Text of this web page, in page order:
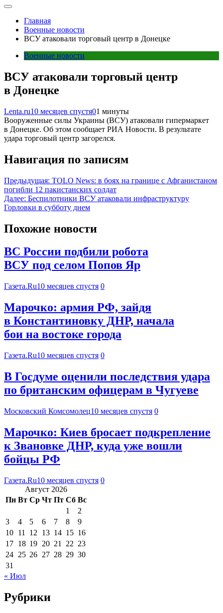
Главная
Военные новости
ВСУ атаковали торговый центр в Донецке
Военные новости
ВСУ атаковали торговый центр
в Донецке
Lenta.ru10 месяцев спустя01 минуты
Вооруженные силы Украины (ВСУ) атаковали гипермаркет
в Донецке. Об этом сообщает РИА Новости. В результате
удара торговый центр загорелся.
Навигация по записям
Предыдущая: TOLO News: в боях на границе с Афганистаном
погибли 12 пакистанских солдат
Далее: Беспилотники ВСУ атаковали инфраструктуру
Горловки в субботу днем
Похожие новости
ВС России подбили робота
ВСУ под селом Попов Яр
Газета.Ru10 месяцев спустя 0
Марочко: армия РФ, зайдя
в Константиновку ДНР, начала
бои на востоке города
Газета.Ru10 месяцев спустя 0
В Госдуме оценили последствия удара
по британским офицерам в Чугуеве
Московский Комсомолец10 месяцев спустя 0
Марочко: Киев бросает подкрепление
к Звановке ДНР, куда уже вошли
бойцы РФ
Газета.Ru10 месяцев спустя 0
Август 2026
Пн Вт Ср Чт Пт Сб Вс
1
2
3
4 5 6 7 8
9
10 11 12 13 14 15 16
17 18 19 20 21 22 23
24 25 26 27 28 29 30
31
« Июл
Рубрики